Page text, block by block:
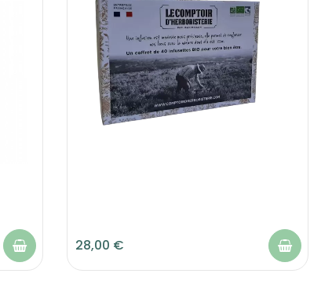
28,00 €